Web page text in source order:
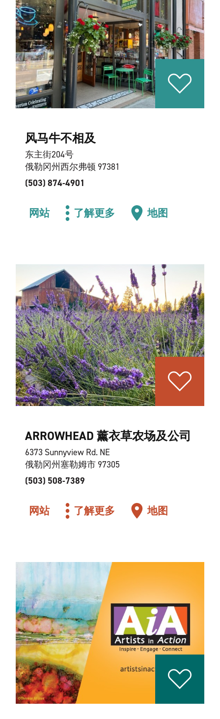
风马牛不相及
东主街204号
俄勒冈州西尔弗顿 97381
(503) 874-4901
网站 了解更多 地图
ARROWHEAD 薰衣草农场及公司
6373 Sunnyview Rd. NE
俄勒冈州塞勒姆市 97305
(503) 508-7389
网站 了解更多 地图